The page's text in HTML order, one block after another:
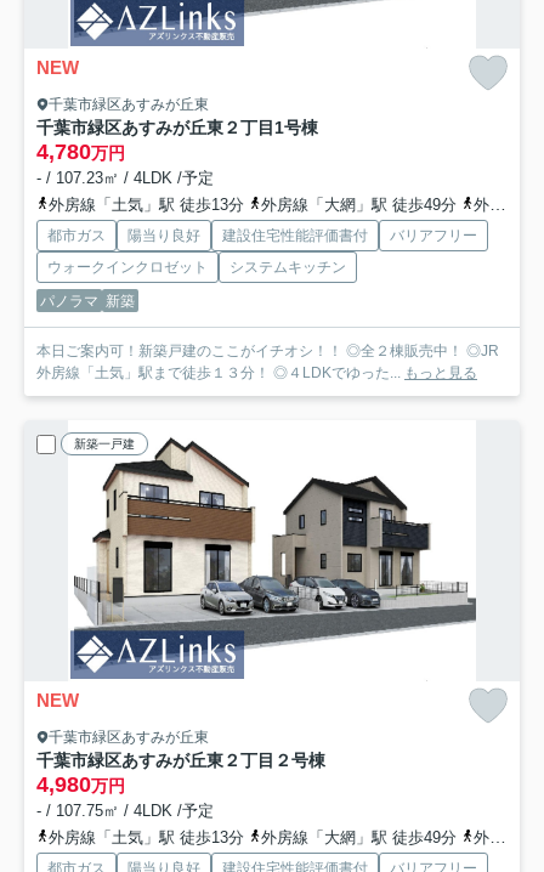
NEW
千葉市緑区あすみが丘東
千葉市緑区あすみが丘東２丁目1号棟
4,780万円
- / 107.23㎡ / 4LDK /予定
外房線「土気」駅 徒歩13分
外房線「大網」駅 徒歩49分 外房線「永田」駅 徒歩74分
都市ガス 陽当り良好 建設住宅性能評価書付
バリアフリー
ウォークインクロゼット
システムキッチン
パノラマ 新築
本日ご案内可！新築戸建のここがイチオシ！！ ◎全２棟販売中！ ◎JR
外房線「土気」駅まで徒歩１３分！ ◎４LDKでゆった...
もっと見る
新築一戸建
NEW
千葉市緑区あすみが丘東
千葉市緑区あすみが丘東２丁目 ２号棟
4,980万円
- / 107.75㎡ / 4LDK /予定
外房線「土気」駅 徒歩13分
外房線「大網」駅 徒歩49分 外房線「永田」駅 徒歩74分
都市ガス 陽当り良好 建設住宅性能評価書付
バリアフリー